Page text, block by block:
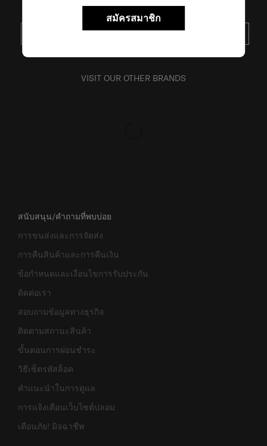
สมัครสมาชิก
รับข่าวสารล่าสุดจาก SAMSONITE
VISIT OUR OTHER BRANDS
สนับสนุน/คำถามที่พบบ่อย
การขนส่งและการจัดส่ง
การคืนสินค้าและการคืนเงิน
ข้อกำหนดและเงื่อนไขการรับประกัน
ติดต่อเรา
สอบถามข้อมูลทางธุรกิจ
ติดตามสถานะสินค้า
ขั้นตอนการผ่อนชำระ
วิธีเซ็ตรหัสล็อค
คำแนะนำในการดูแล
การแจ้งเตือนเว็บไซต์ปลอม
เตือนภัย! มิจฉาชีพ